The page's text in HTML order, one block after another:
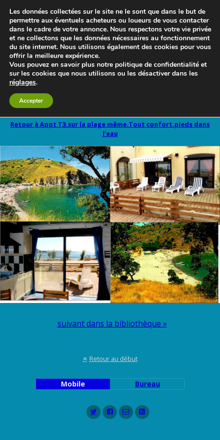
Retour à Appt T3.sur la plage même.Tout confort.pieds dans
l’eau
suivant dans la bibliothèque »
Retour au début
Mobile Bureau
Les données collectées sur le site ne le sont que dans le but de
permettre aux éventuels acheteurs ou loueurs de vous contacter
dans le cadre de votre annonce. Nous respectons votre vie privée
et ne collectons que les données nécessaires au fonctionnement
du site internet. Nous utilisons également des cookies pour vous
offrir la meilleure expérience.
Vous pouvez en savoir plus notre politique de confidentialité et
sur les cookies que nous utilisons ou les désactiver dans les
réglages.
Accepter